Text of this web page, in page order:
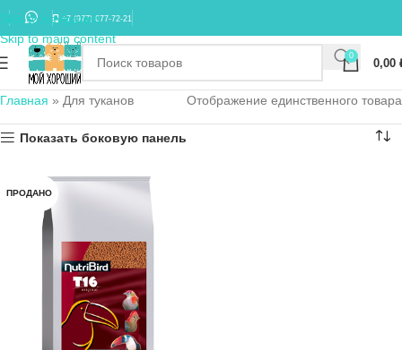
Skip to navigation
Skip to main content
+7 (977) 677-72-21
0
0,00
Главная » Для туканов Отображение единственного товара
Показать боковую панель
ПРОДАНО